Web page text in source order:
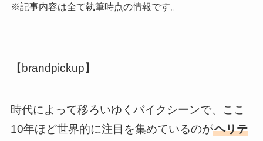
※記事内容は全て執筆時点の情報です。
【brandpickup】
時代によって移ろいゆくバイクシーンで、ここ
10年ほど世界的に注目を集めているのがヘリテ